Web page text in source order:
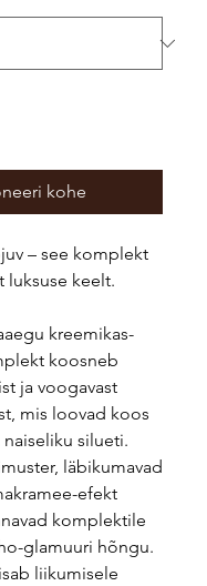
kohe
– see komplekt
luksuse keelt.
kreemikas-
koosneb
ja voogavast
mis loovad koos
naiseliku silueti.
läbikumavad
efekt
komplektile
glamuuri hõngu.
liikumisele